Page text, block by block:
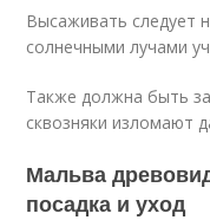
Высаживать следует
солнечными лучами
Также должна быть
сквозняки изломают
Мальва
посадка и уход